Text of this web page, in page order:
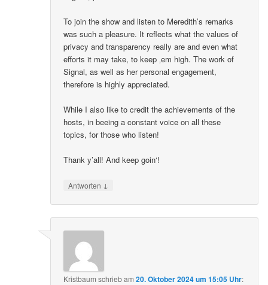
To join the show and listen to Meredith’s remarks
was such a pleasure. It reflects what the values of
privacy and transparency really are and even what
efforts it may take, to keep ‚em high. The work of
Signal, as well as her personal engagement,
therefore is highly appreciated.
While I also like to credit the achievements of the
hosts, in beeing a constant voice on all these
topics, for those who listen!
Thank y’all! And keep goin‘!
Antworten ↓
Kristbaum schriebam20. Oktober 2024 um 15:05 Uhr: